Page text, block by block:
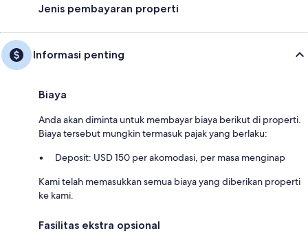
Jenis pembayaran properti
Informasi penting
Biaya
Anda akan diminta untuk membayar biaya berikut di properti.
Biaya tersebut mungkin termasuk pajak yang berlaku:
Deposit: USD 150 per akomodasi, per masa menginap
Kami telah memasukkan semua biaya yang diberikan properti
ke kami.
Fasilitas ekstra opsional